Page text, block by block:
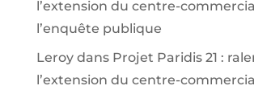
l’extension du centre-
l’enquête publique
Leroydans Projet Paridis 21 :
l’extension du centre-